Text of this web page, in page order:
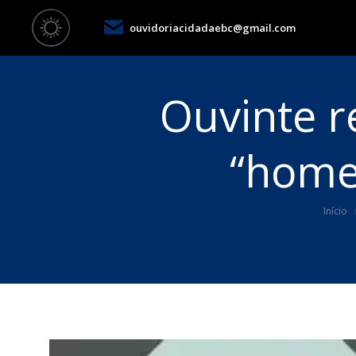
ouvidoriacidadaebc@gmail.com
Ouvinte
Início